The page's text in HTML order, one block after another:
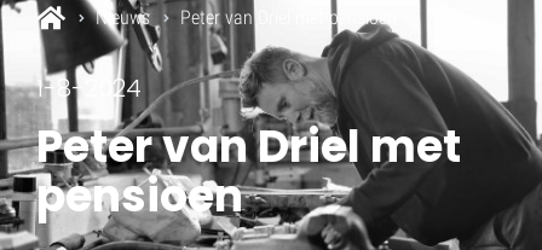
Nieuws Peter van Driel met pensioen
1-8-2024
Peter van Driel met
pensioen